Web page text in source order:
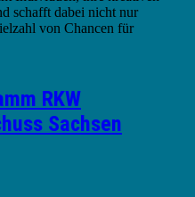
schafft dabei nicht nur
von Chancen für
RKW
Sachsen